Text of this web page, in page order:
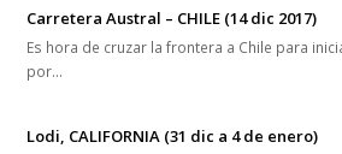
Carretera Austral – CHILE (14 dic 2017)
Es hora de cruzar la frontera a Chile para
por…
Lodi, CALIFORNIA (31 dic a 4 de enero)